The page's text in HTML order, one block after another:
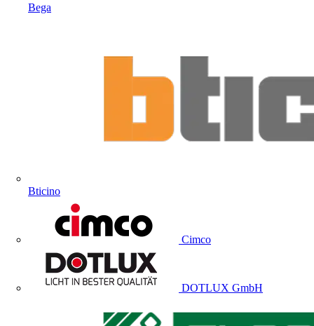
Bega
Bticino
Cimco
DOTLUX GmbH